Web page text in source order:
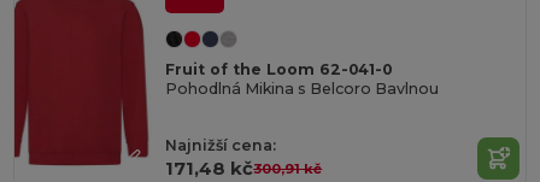
Fruit of the Loom 62-041-0
Pohodlná Mikina s Belcoro Bavlnou
Najnižší cena:
171,48 kč300,91 kč